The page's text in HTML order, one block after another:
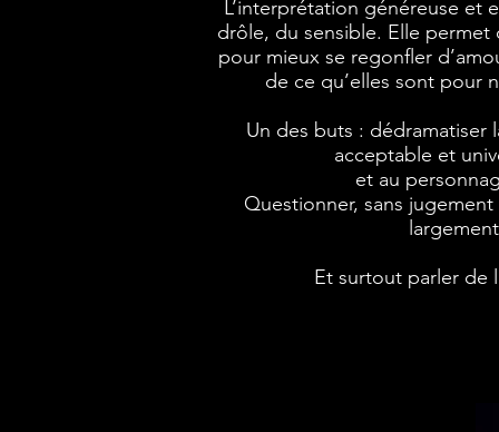
L’interprétation généreuse et
drôle, du sensible. Elle
pour mieux se regonfler
de ce qu’elles sont pour
Un des buts : dédramatiser
acceptable et
et au
Questionner, sans
Et surtout parler de